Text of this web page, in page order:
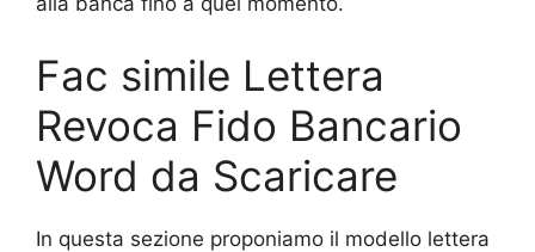
Fac simile Lettera
Revoca Fido Bancario
Word da Scaricare
In questa sezione proponiamo il modello lettera